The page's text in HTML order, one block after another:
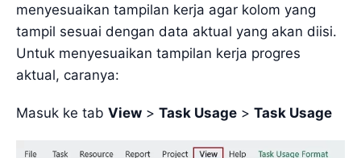
menyesuaikan tampilan kerja agar kolom yang
tampil sesuai dengan data aktual yang akan diisi.
Untuk menyesuaikan tampilan kerja progres
aktual, caranya:
Masuk ke tab View > Task Usage > Task Usage